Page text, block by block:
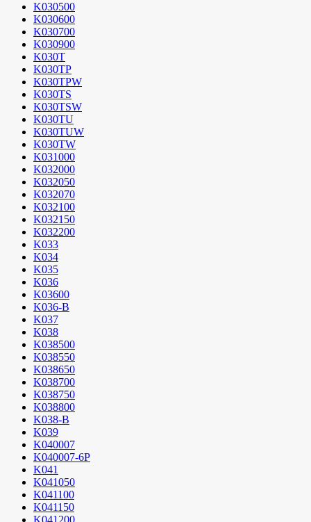
K030500
K030600
K030700
K030900
K030T
K030TP
K030TPW
K030TS
K030TSW
K030TU
K030TUW
K030TW
K031000
K032000
K032050
K032070
K032100
K032150
K032200
K033
K034
K035
K036
K03600
K036-B
K037
K038
K038500
K038550
K038650
K038700
K038750
K038800
K038-B
K039
K040007
K040007-6P
K041
K041050
K041100
K041150
K041200